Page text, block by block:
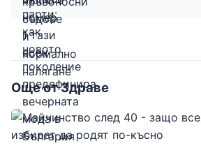
Още от Здраве